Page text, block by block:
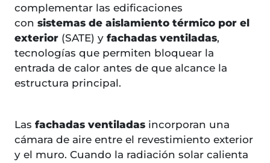
complementar las edificaciones
con sistemas de aislamiento térmico por el
exterior (SATE) y fachadas ventiladas,
tecnologías que permiten bloquear la
entrada de calor antes de que alcance la
estructura principal.
Las fachadas ventiladas incorporan una
cámara de aire entre el revestimiento exterior
y el muro. Cuando la radiación solar calienta